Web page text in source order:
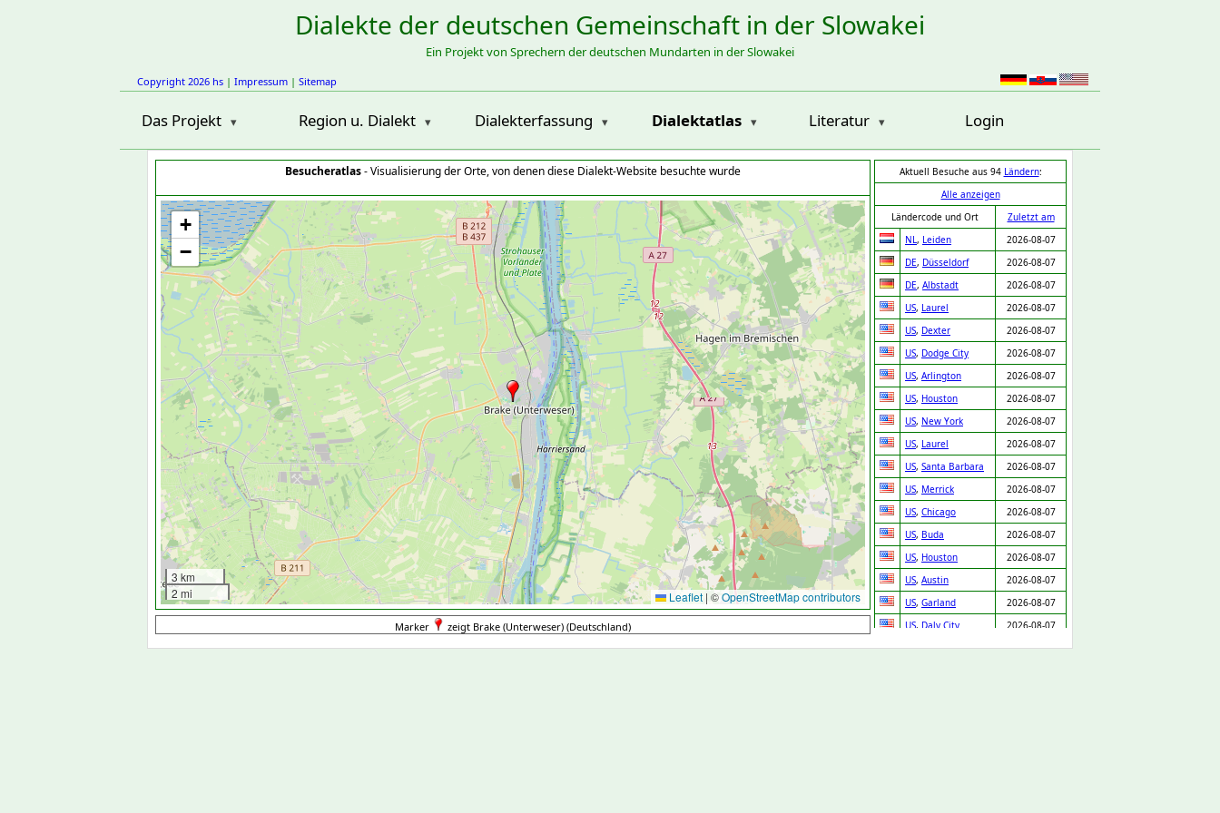
Dialekte der deutschen Gemeinschaft in der Slowakei
Ein Projekt von Sprechern der deutschen Mundarten in der Slowakei
Copyright 2026 hs | Impressum | Sitemap
Das Projekt Region u. Dialekt Dialekterfassung Dialektatlas Literatur Login
Besucheratlas- Visualisierung der Orte, von denen diese Dialekt-Website besuchte wurde
+
−
3 km
2 mi
Leaflet | ©OpenStreetMap contributors
Aktuell Besuche aus 94 Ländern:
Alle anzeigen
Ländercode und Ort
Zuletzt am
NL, Leiden
2026-08-07
DE, Düsseldorf
2026-08-07
DE, Albstadt
2026-08-07
US, Laurel
2026-08-07
US, Dexter
2026-08-07
US, Dodge City
2026-08-07
US, Arlington
2026-08-07
US, Houston
2026-08-07
US, New York
2026-08-07
US, Laurel
2026-08-07
US, Santa Barbara
2026-08-07
US, Merrick
2026-08-07
US, Chicago
2026-08-07
US, Buda
2026-08-07
US, Houston
2026-08-07
US, Austin
2026-08-07
US, Garland
2026-08-07
US, Daly City
2026-08-07
US,Denver
2026-08-07
Marker zeigt Brake (Unterweser) (Deutschland)